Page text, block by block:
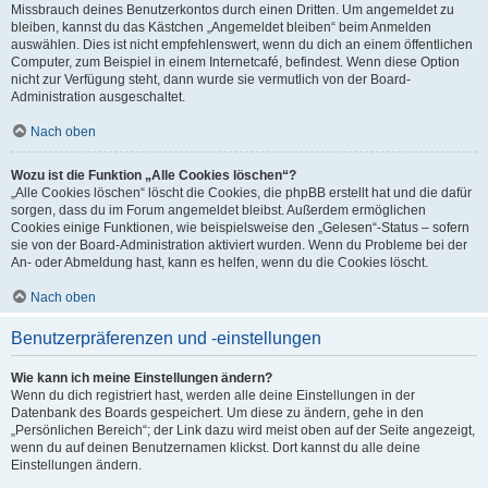
Missbrauch deines Benutzerkontos durch einen Dritten. Um angemeldet zu
bleiben, kannst du das Kästchen „Angemeldet bleiben“ beim Anmelden
auswählen. Dies ist nicht empfehlenswert, wenn du dich an einem öffentlichen
Computer, zum Beispiel in einem Internetcafé, befindest. Wenn diese Option
nicht zur Verfügung steht, dann wurde sie vermutlich von der Board-
Administration ausgeschaltet.
Nach oben
Wozu ist die Funktion „Alle Cookies löschen“?
„Alle Cookies löschen“ löscht die Cookies, die phpBB erstellt hat und die dafür
sorgen, dass du im Forum angemeldet bleibst. Außerdem ermöglichen
Cookies einige Funktionen, wie beispielsweise den „Gelesen“-Status – sofern
sie von der Board-Administration aktiviert wurden. Wenn du Probleme bei der
An- oder Abmeldung hast, kann es helfen, wenn du die Cookies löscht.
Nach oben
Benutzerpräferenzen und -einstellungen
Wie kann ich meine Einstellungen ändern?
Wenn du dich registriert hast, werden alle deine Einstellungen in der
Datenbank des Boards gespeichert. Um diese zu ändern, gehe in den
„Persönlichen Bereich“; der Link dazu wird meist oben auf der Seite angezeigt,
wenn du auf deinen Benutzernamen klickst. Dort kannst du alle deine
Einstellungen ändern.